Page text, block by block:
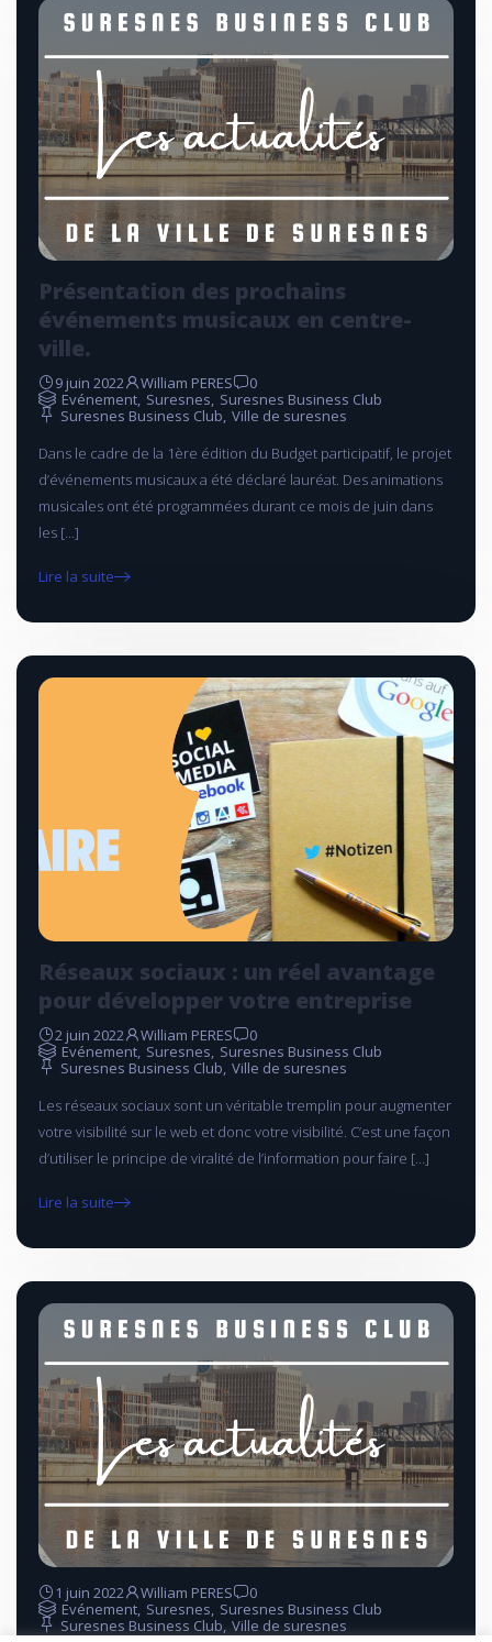
Présentation des prochains
événements musicaux en centre-
ville.
9 juin 2022 William PERES
0
Evénement Suresnes Suresnes Business Club
Suresnes Business Club Ville de suresnes
Dans le cadre de la 1ère édition du Budget participatif, le projet
d’événements musicaux a été déclaré lauréat. Des animations
musicales ont été programmées durant ce mois de juin dans
les […]
Lire la suite
Réseaux sociaux : un réel avantage
pour développer votre entreprise
2 juin 2022 William PERES
0
Evénement Suresnes Suresnes Business Club
Suresnes Business Club Ville de suresnes
Les réseaux sociaux sont un véritable tremplin pour augmenter
votre visibilité sur le web et donc votre visibilité. C’est une façon
d’utiliser le principe de viralité de l’information pour faire […]
Lire la suite
1 juin 2022 William PERES
0
Evénement Suresnes Suresnes Business Club
Suresnes Business Club Ville de suresnes